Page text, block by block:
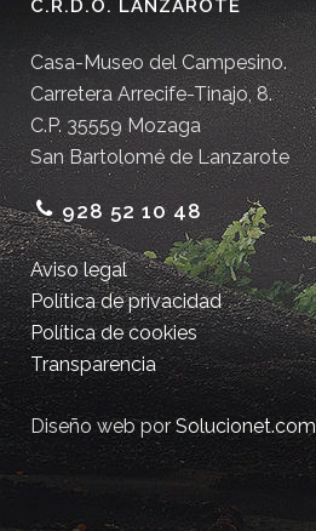
C.R.D.O. LANZAROTE
Casa-Museo del Campesino.
Carretera Arrecife-Tinajo, 8.
C.P. 35559 Mozaga
San Bartolomé de Lanzarote
928 52 10 48
Aviso legal
Política de privacidad
Política de cookies
Transparencia
Diseño web porSolucionet.com